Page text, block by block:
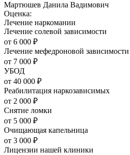
Мартюшев Данила Вадимович
Оценка:
Лечение наркомании
Лечение солевой зависимости
от 6 000 ₽
Лечение мефедроновой зависимости
от 7 000 ₽
УБОД
от 40 000 ₽
Реабилитация наркозависимых
от 2 000 ₽
Снятие ломки
от 5 000 ₽
Очищающая капельница
от 3 000 ₽
Лицензии нашей клиники